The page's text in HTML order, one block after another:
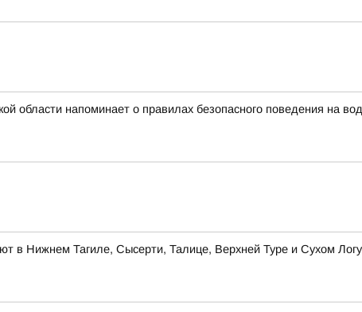
области напоминает о правилах безопасного поведения на
в Нижнем Тагиле, Сысерти, Талице, Верхней Туре и Сухом Логу